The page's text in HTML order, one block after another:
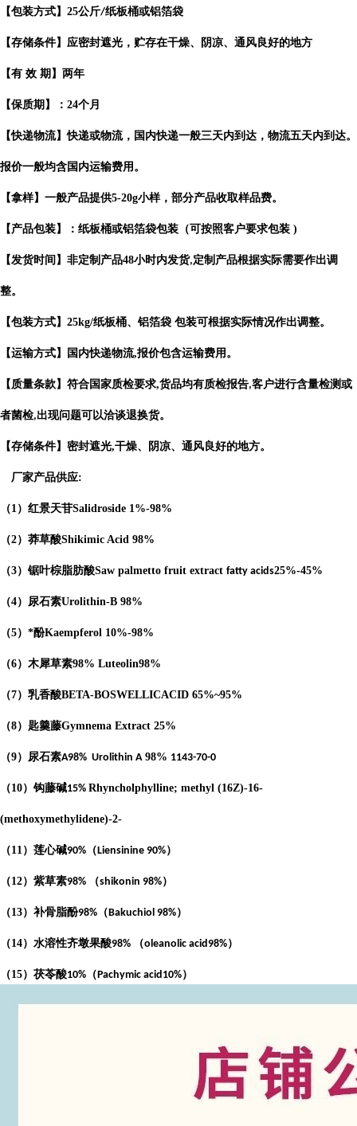
【包装方式】 25公斤/纸板桶或铝箔袋
【存储条件】应密封遮光，贮存在干燥、阴凉、通风良好的地方
【有 效 期】两年
【保质期】： 24个月
【快递物流】快递或物流，国内快递一般三天内到达，物流五天内到达。
报价一般均含国内运输费用。
【拿样】一般产品提供5-20g小样，部分产品收取样品费。
【产品包装】：纸板桶或铝箔袋包装（可按照客户要求包装 )
【发货时间】非定制产品48小时内发货,定制产品根据实际需要作出调
整。
【包装方式】 25kg/纸板桶、铝箔袋 包装可根据实际情况作出调整。
【运输方式】国内快递物流,报价包含运输费用。
【质量条款】符合国家质检要求,货品均有质检报告,客户进行含量检测或
者菌检,出现问题可以洽谈退换货。
【存储条件】密封遮光,干燥、阴凉、通风良好的地方。
厂家产品供应:
（1）红景天苷Salidroside 1%-98%
（2）莽草酸Shikimic Acid 98%
（3）锯叶棕脂肪酸Saw palmetto fruit extract fatty acids25%-45%
（4） 尿石素Urolithin-B 98%
（5）*酚Kaempferol 10%-98%
（6）木犀草素98% Luteolin98%
（7）乳香酸BETA-BOSWELLICACID 65%~95%
（8）匙羹藤Gymnema Extract 25%
（9）尿石素A98% Urolithin A98% 1143-70-0
（10）钩藤碱15% Rhyncholphylline; methyl (16Z)-16-
(methoxymethylidene)-2-
（11）莲心碱90% （Liensinine 90%）
（12）紫草素98% （shikonin 98%）
（13）补骨脂酚98% （Bakuchiol 98%）
（14）水溶性齐墩果酸98% （oleanolic acid98%）
（15）茯苓酸10% （Pachymic acid10%）